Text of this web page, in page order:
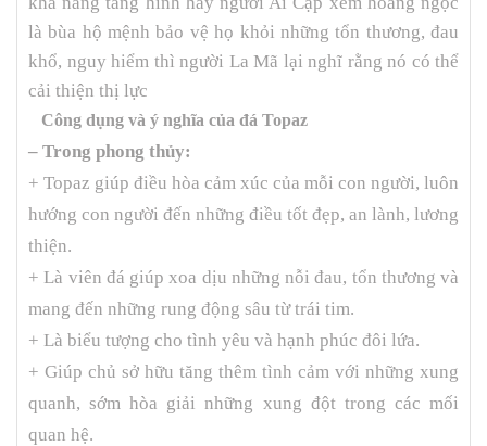
là bùa hộ mệnh bảo vệ họ khỏi những tổn thương, đau
khổ, nguy hiểm thì người La Mã lại nghĩ rằng nó có thể
cải thiện thị lực
Công dụng và ý nghĩa của đá Topaz
– Trong phong thủy:
+ Topaz giúp điều hòa cảm xúc của mỗi con người, luôn
hướng con người đến những điều tốt đẹp, an lành, lương
thiện.
+ Là viên đá giúp xoa dịu những nỗi đau, tổn thương và
mang đến những rung động sâu từ trái tim.
+ Là biểu tượng cho tình yêu và hạnh phúc đôi lứa.
+ Giúp chủ sở hữu tăng thêm tình cảm với những xung
quanh, sớm hòa giải những xung đột trong các mối
quan hệ.